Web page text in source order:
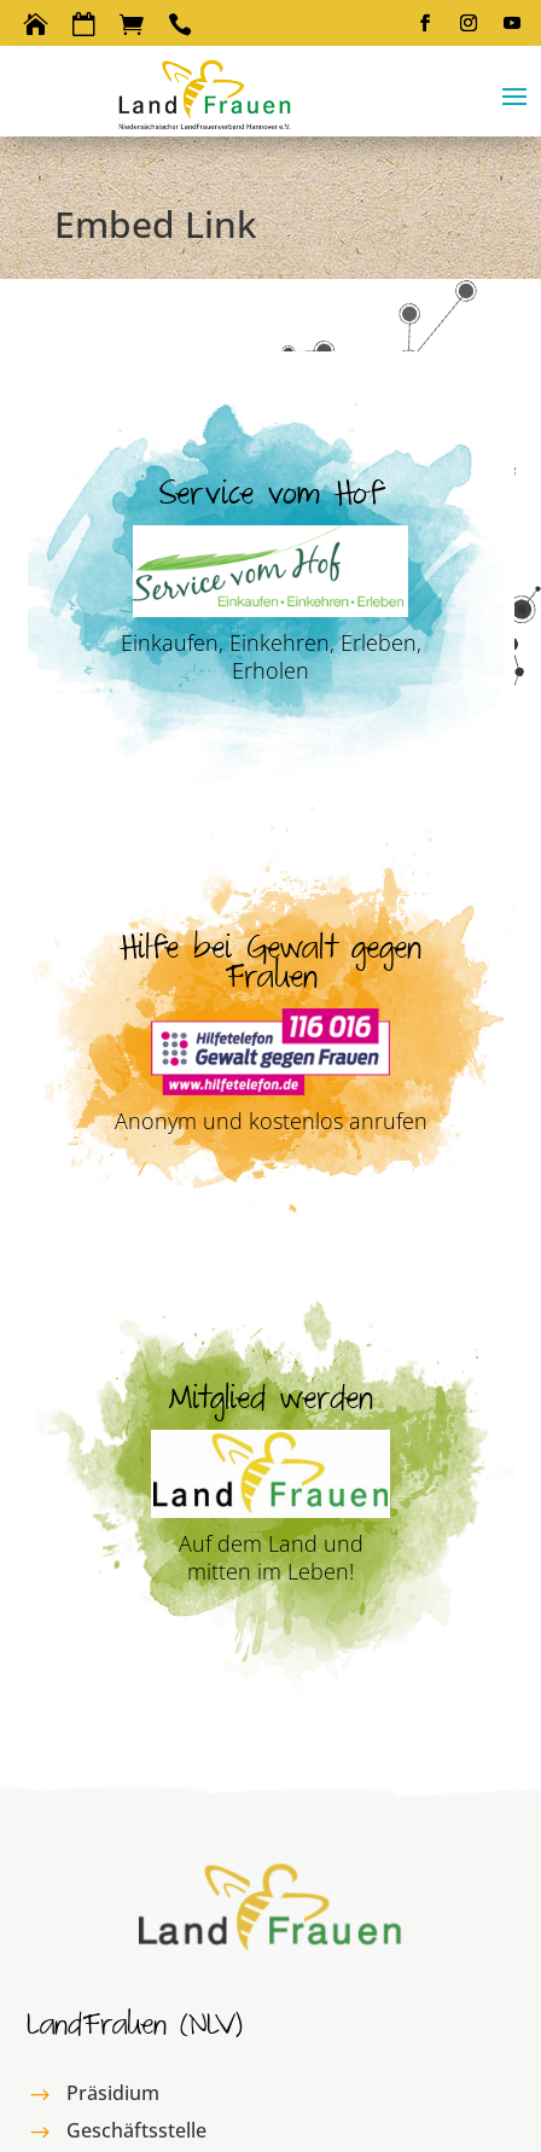
   
Embed Link
Service vom Hof
Einkaufen, Einkehren, Erleben,
Erholen
Hilfe bei Gewalt gegen
Frauen
Anonym und kostenlos anrufen
Mitglied werden
Auf dem Land und
mitten im Leben!
LandFrauen (NLV)
$ Präsidium
$ Geschäftsstelle